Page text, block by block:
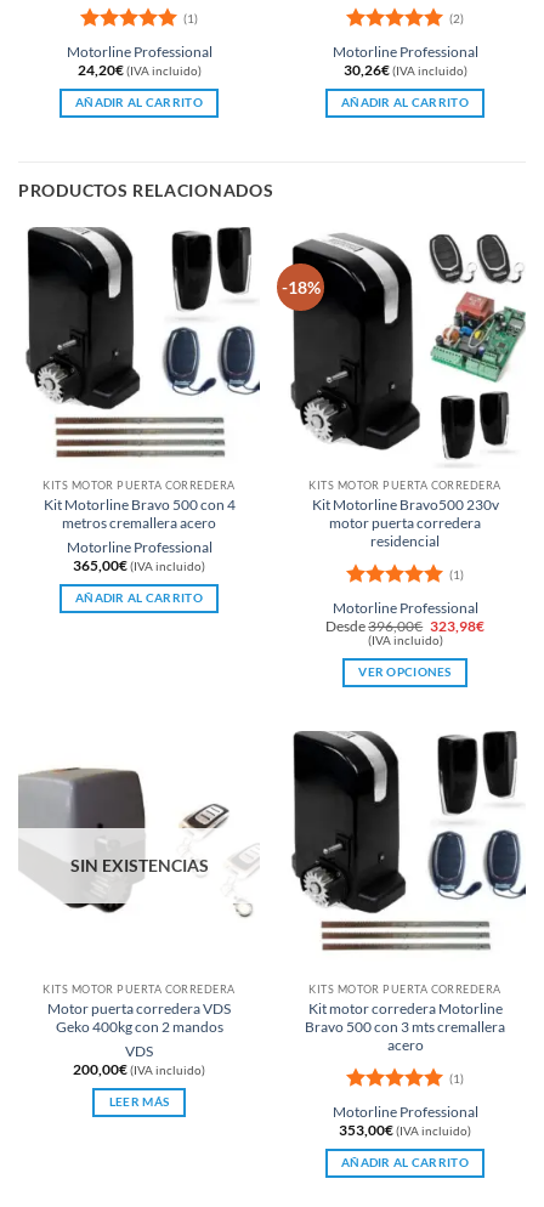
Valorado
con5de 5
(1)
Motorline Professional
24,20€ (IVA incluido)
AÑADIR AL CARRITO
Valorado
con5de 5
(2)
Motorline Professional
30,26€ (IVA incluido)
AÑADIR AL CARRITO
PRODUCTOS RELACIONADOS
KITS MOTOR PUERTA CORREDERA
Kit Motorline Bravo 500 con 4
metros cremallera acero
Motorline Professional
365,00€(IVA incluido)
AÑADIR AL CARRITO
-18%
KITS MOTOR PUERTA CORREDERA
Kit Motorline Bravo500 230v
motor puerta corredera
residencial
Valorado
con5 de 5
(1)
Motorline Professional
Desde396,00€ El
precio
original
era:
396,00€.
323,98€El
(IVA incluido)
VER OPCIONES
múltiples
variantes.
opciones
pueden
en
la
de
producto
SIN EXISTENCIAS
KITS MOTOR PUERTA CORREDERA
Motor puerta corredera VDS
Geko 400kg con 2 mandos
VDS
200,00€(IVA incluido)
LEER MÁS
KITS MOTOR PUERTA CORREDERA
Kit motor corredera Motorline
Bravo 500 con 3 mts cremallera
acero
Valorado
con5de 5
(1)
Motorline Professional
353,00€(IVA incluido)
AÑADIR AL CARRITO